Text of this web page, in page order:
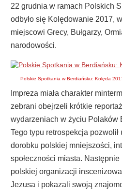
22 grudnia w ramach Polskich
odbyło się Kolędowanie 2017,
miejscowi Grecy, Bułgarzy,
narodowości.
Polskie Spotkania w Berdiańsku: Kolęda
Impreza miała charakter
zebrani obejrzeli krótkie
wydarzeniach w życiu Polaków
Tego typu retrospekcja pozwolił
dorobku polskiej mniejszości,
społeczności miasta. Następnie
polskiej organizacji
Jezusa i pokazali swoją